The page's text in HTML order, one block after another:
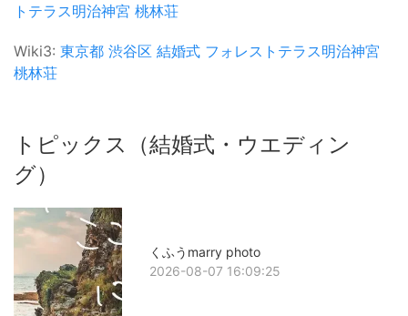
トテラス明治神宮 桃林荘
Wiki3: 東京都 渋谷区 結婚式 フォレストテラス明治神宮
桃林荘
トピックス（結婚式・ウエディン
グ）
くふうmarry photo
2026-08-07 16:09:25